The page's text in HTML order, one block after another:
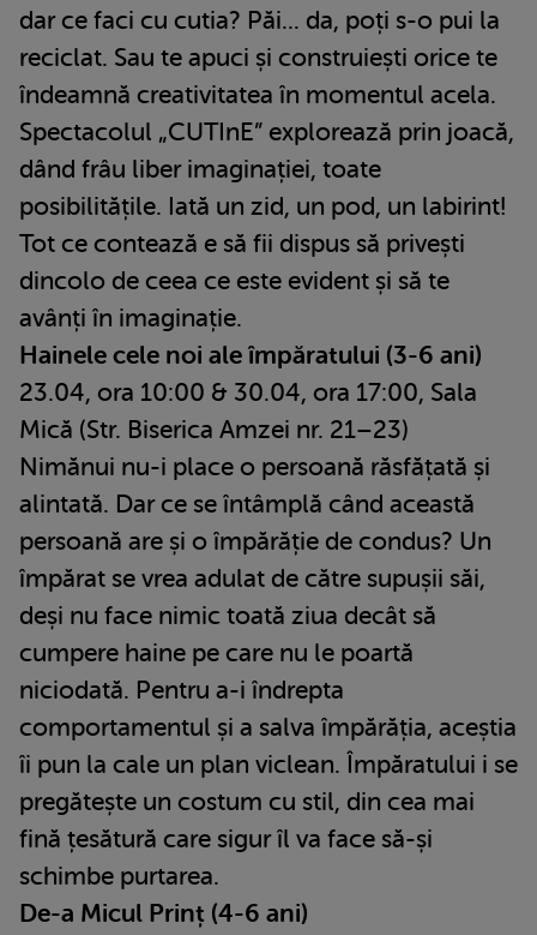
dar ce faci cu cutia? Păi... da, poți s-o pui la
reciclat. Sau te apuci și construiești orice te
îndeamnă creativitatea în momentul acela.
Spectacolul „CUTInE” explorează prin joacă,
dând frâu liber imaginației, toate
posibilitățile. Iată un zid, un pod, un labirint!
Tot ce contează e să fii dispus să privești
dincolo de ceea ce este evident și să te
avânți în imaginație.
Hainele cele noi ale împăratului (3-6 ani)
23.04, ora 10:00 & 30.04, ora 17:00, Sala
Mică (Str. Biserica Amzei nr. 21–23)
Nimănui nu-i place o persoană răsfățată și
alintată. Dar ce se întâmplă când această
persoană are și o împărăție de condus? Un
împărat se vrea adulat de către supușii săi,
deși nu face nimic toată ziua decât să
cumpere haine pe care nu le poartă
niciodată. Pentru a-i îndrepta
comportamentul și a salva împărăția, aceștia
îi pun la cale un plan viclean. Împăratului i se
pregătește un costum cu stil, din cea mai
fină țesătură care sigur îl va face să-și
schimbe purtarea.
De-a Micul Prinț (4-6 ani)